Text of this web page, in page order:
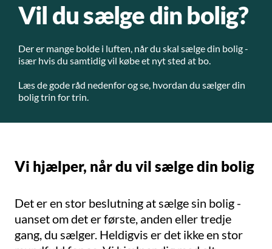
Vil du sælge din bolig?
Der er mange bolde i luften, når du skal sælge din bolig -
især hvis du samtidig vil købe et nyt sted at bo.
Læs de gode råd nedenfor og se, hvordan du sælger din
bolig trin for trin.
Vi hjælper, når du vil sælge din bolig
Det er en stor beslutning at sælge sin bolig -
uanset om det er første, anden eller tredje
gang, du sælger. Heldigvis er det ikke en stor